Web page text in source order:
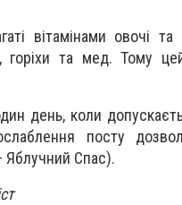
вітамінами овочі
горіхи та мед. Тому
день, коли
посту
Яблучний Спас).